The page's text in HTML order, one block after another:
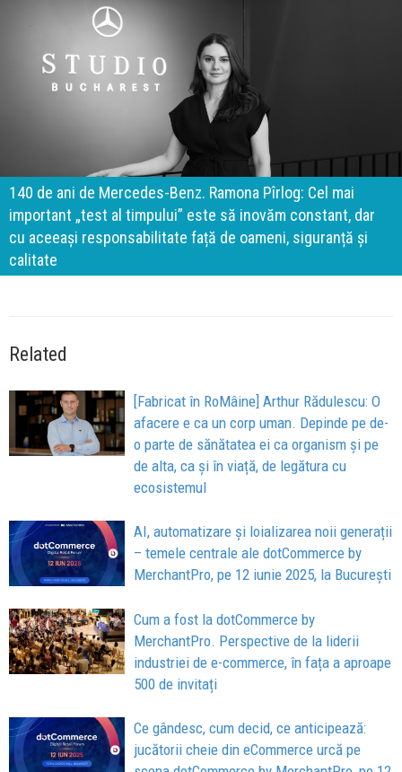
140 de ani de Mercedes-Benz. Ramona Pîrlog: Cel mai
important „test al timpului” este să inovăm constant, dar
cu aceeași responsabilitate față de oameni, siguranță și
calitate
Related
[Fabricat în RoMâine] Arthur Rădulescu: O
afacere e ca un corp uman. Depinde pe de-
o parte de sănătatea ei ca organism și pe
de alta, ca și în viață, de legătura cu
ecosistemul
AI, automatizare și loializarea noii generații
– temele centrale ale dotCommerce by
MerchantPro, pe 12 iunie 2025, la București
Cum a fost la dotCommerce by
MerchantPro. Perspective de la liderii
industriei de e-commerce, în fața a aproape
500 de invitați
Ce gândesc, cum decid, ce anticipează:
jucătorii cheie din eCommerce urcă pe